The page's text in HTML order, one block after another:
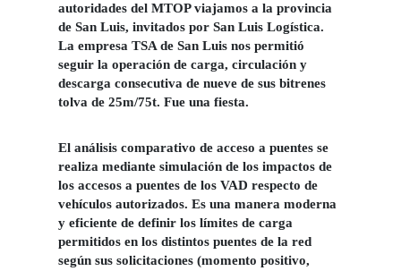
autoridades del MTOP viajamos a la provincia
de San Luis, invitados por San Luis Logística.
La empresa TSA de San Luis nos permitió
seguir la operación de carga, circulación y
descarga consecutiva de nueve de sus bitrenes
tolva de 25m/75t. Fue una fiesta.
El análisis comparativo de acceso a puentes se
realiza mediante simulación de los impactos de
los accesos a puentes de los VAD respecto de
vehículos autorizados. Es una manera moderna
y eficiente de definir los límites de carga
permitidos en los distintos puentes de la red
según sus solicitaciones (momento positivo,